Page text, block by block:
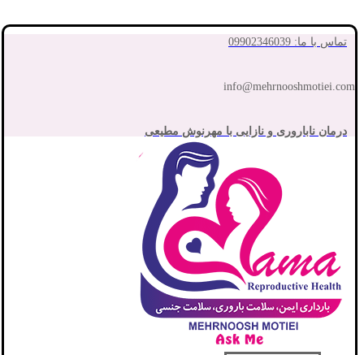
تماس با ما: 09902346039
info@mehrnooshmotiei.com
درمان ناباروری و نازایی با مهرنوش مطیعی